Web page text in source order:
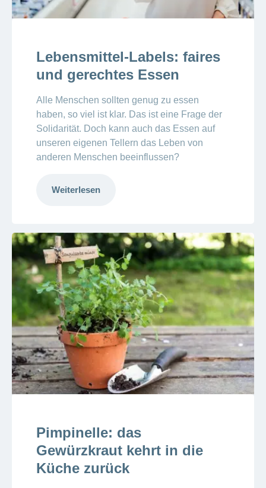
Lebensmittel-Labels: faires
und gerechtes Essen
Alle Menschen sollten genug zu essen
haben, so viel ist klar. Das ist eine Frage der
Solidarität. Doch kann auch das Essen auf
unseren eigenen Tellern das Leben von
anderen Menschen beeinflussen?
Weiterlesen
Pimpinelle: das
Gewürzkraut kehrt in die
Küche zurück